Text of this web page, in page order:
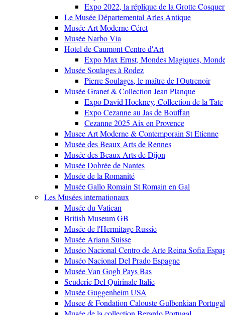
Expo 2022, la réplique de la Grotte
Le Musée Départemental Arles Antique
Musée Art Moderne Céret
Musée Narbo Via
Hotel de Caumont Centre d'Art
Expo Max Ernst, Mondes Magiques,
Musée Soulages à Rodez
Pierre Soulages, le maître de l'Outrenoir
Musée Granet & Collection Jean Planque
Expo David Hockney, Collection de la Tate
Expo Cezanne au Jas de Bouffan
Cezanne 2025 Aix en Provence
Musee Art Moderne & Contemporain St Etienne
Musée des Beaux Arts de Rennes
Musée des Beaux Arts de Dijon
Musée Dobrée de Nantes
Musée de la Romanité
Musée Gallo Romain St Romain en Gal
Les Musées internationaux
Musée du Vatican
British Museum GB
Musée de l'Hermitage Russie
Musée Ariana Suisse
Muséo Nacional Centro de Arte Reina Sofia
Muséo Nacional Del Prado Espagne
Musée Van Gogh Pays Bas
Scuderie Del Quirinale Italie
Musée Guggenheim USA
Musee & Fondation Calouste Gulbenkian Portugal